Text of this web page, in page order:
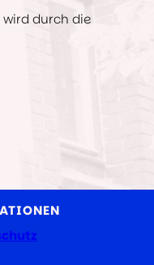
durch die